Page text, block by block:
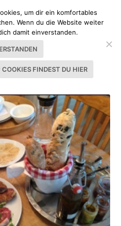
um dir ein komfortables
Wenn du die Website weiter
damit einverstanden.
FINDEST DU HIER